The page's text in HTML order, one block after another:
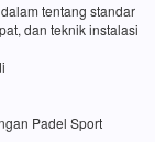
tentang standar
dan teknik instalasi
Padel Sport